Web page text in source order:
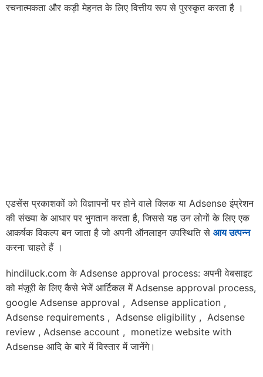
रचनात्मकता और कड़ी मेहनत के लिए वित्तीय रूप से पुरस्कृत करता है ।
एडसेंस प्रकाशकों को विज्ञापनों पर होने वाले क्लिक या Adsense इंप्रेशन
की संख्या के आधार पर भुगतान करता है, जिससे यह उन लोगों के लिए एक
आकर्षक विकल्प बन जाता है जो अपनी ऑनलाइन उपस्थिति से आय उत्पन्न
करना चाहते हैं ।
hindiluck.com के Adsense approval process: अपनी वेबसाइट
को मंज़ूरी के लिए कैसे भेजें आर्टिकल में Adsense approval process,
google Adsense approval , Adsense application ,
Adsense requirements , Adsense eligibility , Adsense
review , Adsense account , monetize website with
Adsense आदि के बारे में विस्तार में जानेंगे।